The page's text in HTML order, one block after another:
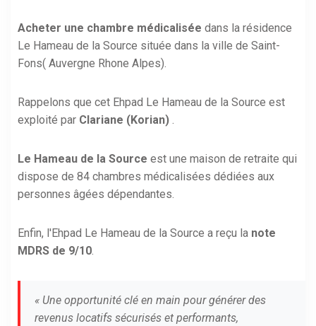
Acheter une chambre médicalisée dans la résidence
Le Hameau de la Source située dans la ville de Saint-
Fons( Auvergne Rhone Alpes).
Rappelons que cet Ehpad Le Hameau de la Source est
exploité par Clariane (Korian)
Le Hameau de la Source est une maison de retraite qui
dispose de 84 chambres médicalisées dédiées aux
personnes âgées dépendantes.
Enfin, l'Ehpad Le Hameau de la Source a reçu la note
MDRS de 9/10
« Une opportunité clé en main pour générer des
revenus locatifs sécurisés et performants,